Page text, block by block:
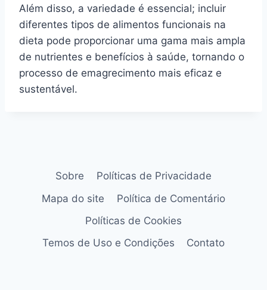
Além disso, a variedade é essencial; incluir
diferentes tipos de alimentos funcionais na
dieta pode proporcionar uma gama mais ampla
de nutrientes e benefícios à saúde, tornando o
processo de emagrecimento mais eficaz e
sustentável.
Sobre
Políticas de Privacidade
Mapa do site
Política de Comentário
Políticas de Cookies
Temos de Uso e Condições
Contato